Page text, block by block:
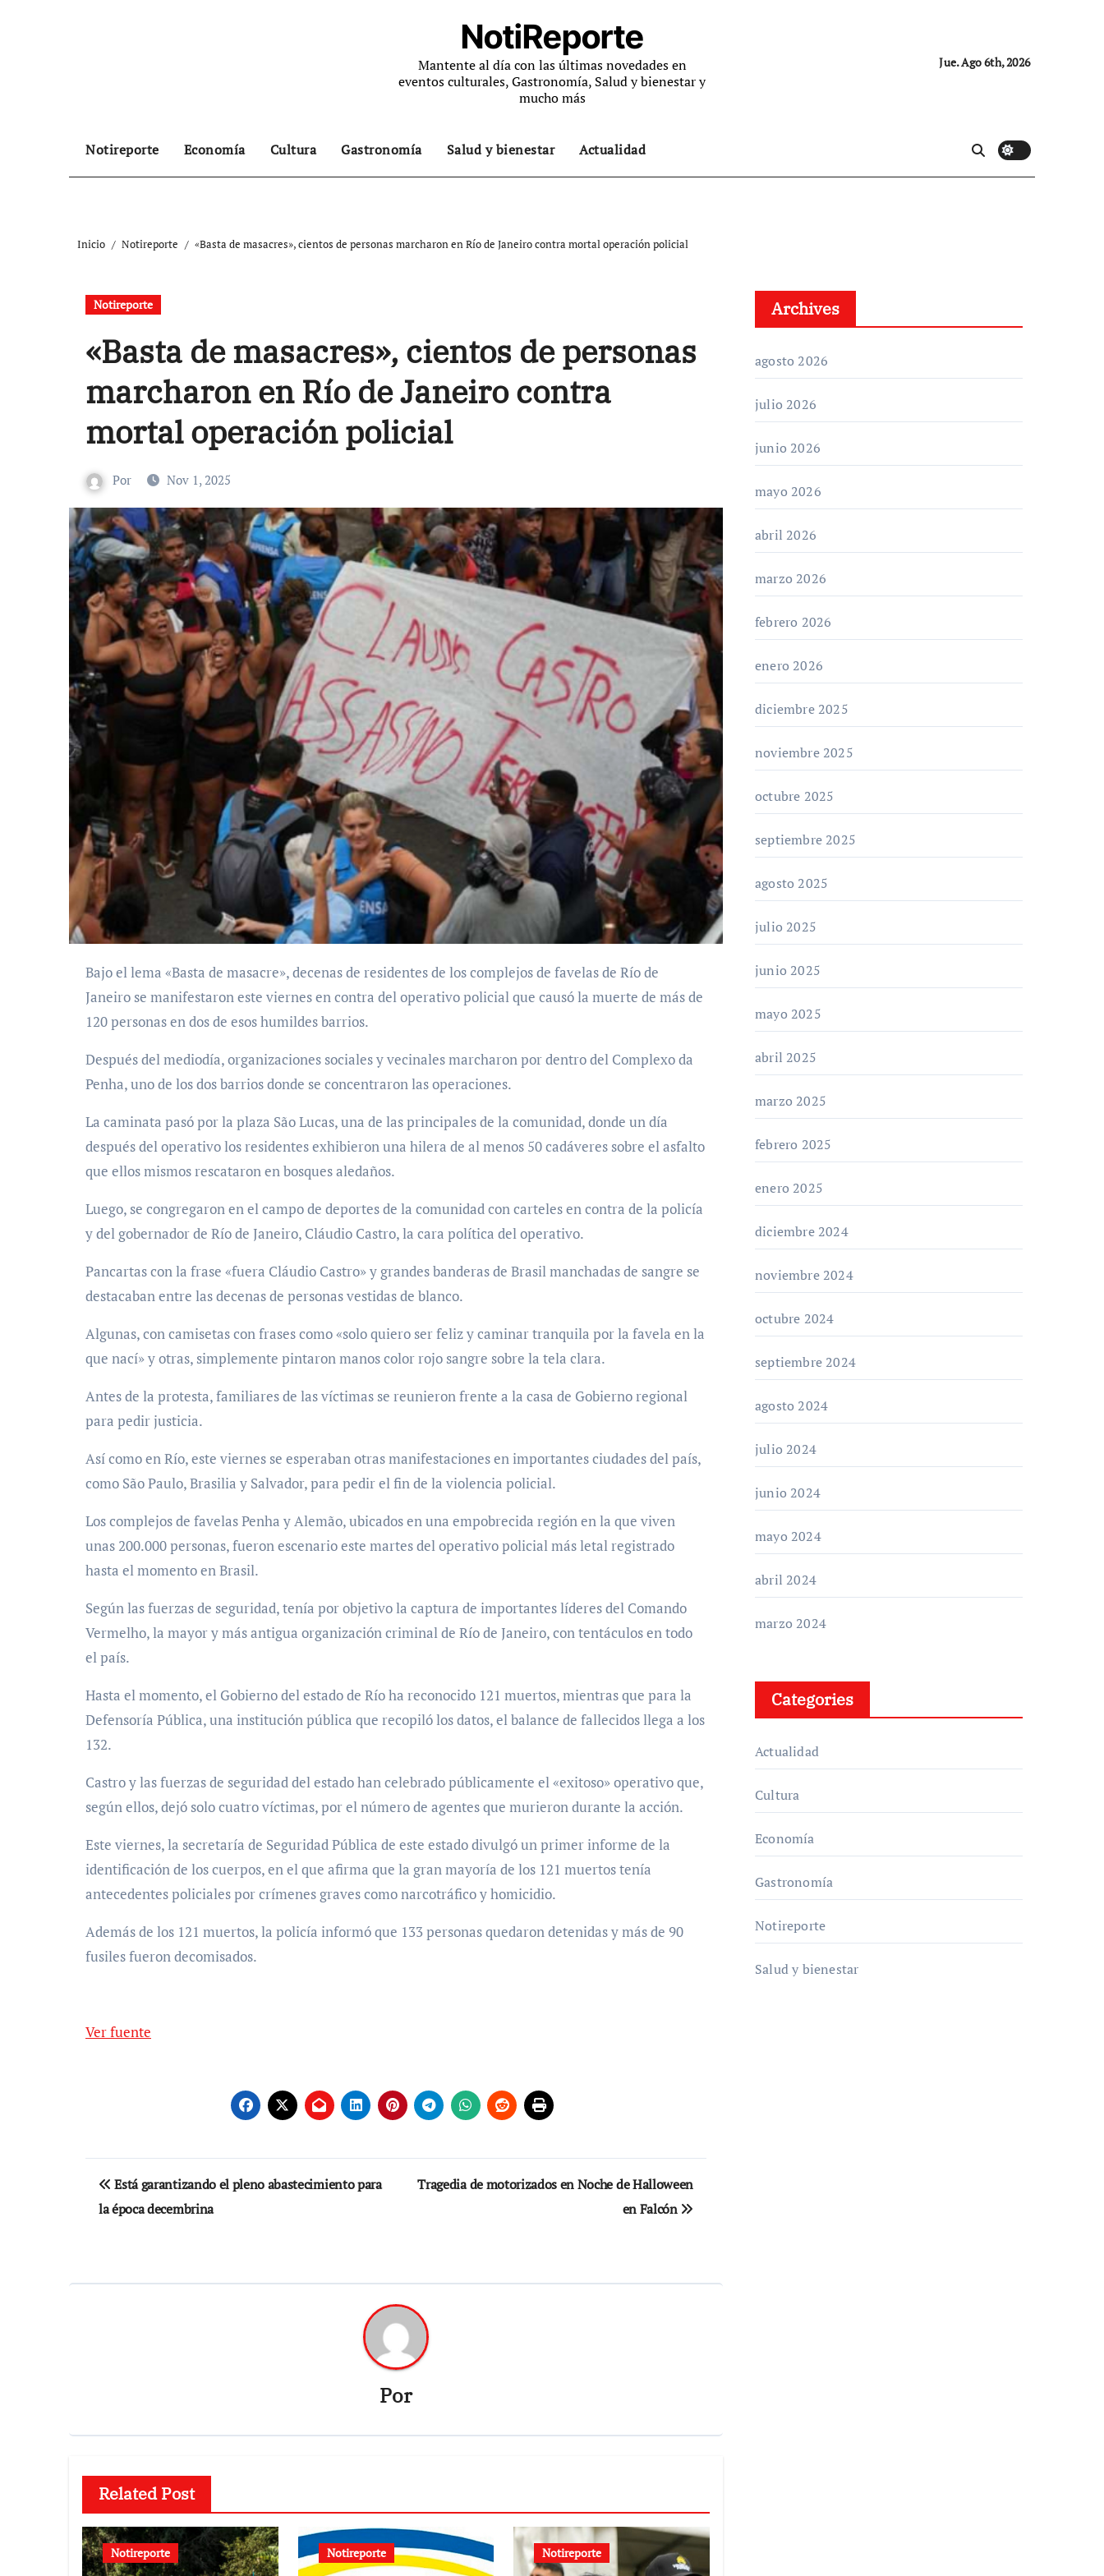
NotiReporte
Mantente al día con las últimas novedades en
eventos culturales, Gastronomía, Salud y bienestar y
mucho más
Jue. Ago 6th, 2026
Notireporte Economía Cultura Gastronomía Salud y bienestar Actualidad
Inicio Notireporte «Basta de masacres», cientos de personas marcharon en Río de Janeiro contra mortal operación policial
Notireporte
«Basta de masacres», cientos de personas
marcharon en Río de Janeiro contra
mortal operación policial
Por Nov 1, 2025
Bajo el lema «Basta de masacre», decenas de residentes de los complejos de favelas de Río de
Janeiro se manifestaron este viernes en contra del operativo policial que causó la muerte de más de
120 personas en dos de esos humildes barrios.
Después del mediodía, organizaciones sociales y vecinales marcharon por dentro del Complexo da
Penha, uno de los dos barrios donde se concentraron las operaciones.
La caminata pasó por la plaza São Lucas, una de las principales de la comunidad, donde un día
después del operativo los residentes exhibieron una hilera de al menos 50 cadáveres sobre el asfalto
que ellos mismos rescataron en bosques aledaños.
Luego, se congregaron en el campo de deportes de la comunidad con carteles en contra de la policía
y del gobernador de Río de Janeiro, Cláudio Castro, la cara política del operativo.
Pancartas con la frase «fuera Cláudio Castro» y grandes banderas de Brasil manchadas de sangre se
destacaban entre las decenas de personas vestidas de blanco.
Algunas, con camisetas con frases como «solo quiero ser feliz y caminar tranquila por la favela en la
que nací» y otras, simplemente pintaron manos color rojo sangre sobre la tela clara.
Antes de la protesta, familiares de las víctimas se reunieron frente a la casa de Gobierno regional
para pedir justicia.
Así como en Río, este viernes se esperaban otras manifestaciones en importantes ciudades del país,
como São Paulo, Brasilia y Salvador, para pedir el fin de la violencia policial.
Los complejos de favelas Penha y Alemão, ubicados en una empobrecida región en la que viven
unas 200.000 personas, fueron escenario este martes del operativo policial más letal registrado
hasta el momento en Brasil.
Según las fuerzas de seguridad, tenía por objetivo la captura de importantes líderes del Comando
Vermelho, la mayor y más antigua organización criminal de Río de Janeiro, con tentáculos en todo
el país.
Hasta el momento, el Gobierno del estado de Río ha reconocido 121 muertos, mientras que para la
Defensoría Pública, una institución pública que recopiló los datos, el balance de fallecidos llega a los
132.
Castro y las fuerzas de seguridad del estado han celebrado públicamente el «exitoso» operativo que,
según ellos, dejó solo cuatro víctimas, por el número de agentes que murieron durante la acción.
Este viernes, la secretaría de Seguridad Pública de este estado divulgó un primer informe de la
identificación de los cuerpos, en el que afirma que la gran mayoría de los 121 muertos tenía
antecedentes policiales por crímenes graves como narcotráfico y homicidio.
Además de los 121 muertos, la policía informó que 133 personas quedaron detenidas y más de 90
fusiles fueron decomisados.
Ver fuente
Navegación
de
Está garantizando el pleno abastecimiento para
la época decembrina
Tragedia de motorizados en Noche de Halloween
en Falcón
Por
Related Post
Notireporte Notireporte Notireporte
Archives
agosto 2026
julio 2026
junio 2026
mayo 2026
abril 2026
marzo 2026
febrero 2026
enero 2026
diciembre 2025
noviembre 2025
octubre 2025
septiembre 2025
agosto 2025
julio 2025
junio 2025
mayo 2025
abril 2025
marzo 2025
febrero 2025
enero 2025
diciembre 2024
noviembre 2024
octubre 2024
septiembre 2024
agosto 2024
julio 2024
junio 2024
mayo 2024
abril 2024
marzo 2024
Categories
Actualidad
Cultura
Economía
Gastronomía
Notireporte
Salud y bienestar